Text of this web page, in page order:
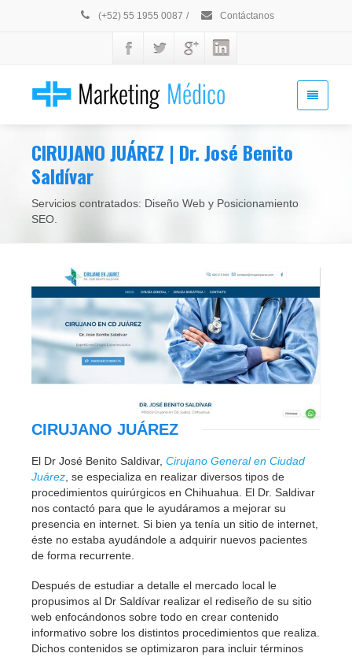
(+52) 55 1955 0087 / Contáctanos
CIRUJANO JUÁREZ | Dr. José Benito
Saldívar
Servicios contratados: Diseño Web y Posicionamiento
SEO.
CIRUJANO JUÁREZ
El Dr José Benito Saldivar, Cirujano General en Ciudad
Juárez, se especializa en realizar diversos tipos de
procedimientos quirúrgicos en Chihuahua. El Dr. Saldivar
nos contactó para que le ayudáramos a mejorar su
presencia en internet. Si bien ya tenía un sitio de internet,
éste no estaba ayudándole a adquirir nuevos pacientes
de forma recurrente.
Después de estudiar a detalle el mercado local le
propusimos al Dr Saldívar realizar el rediseño de su sitio
web enfocándonos sobre todo en crear contenido
informativo sobre los distintos procedimientos que realiza.
Dichos contenidos se optimizaron para incluir términos